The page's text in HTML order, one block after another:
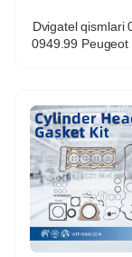
Dvigatel qismlari
0949.99 Peugeot